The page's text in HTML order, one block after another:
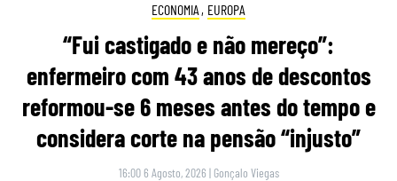
ECONOMIA , EUROPA
“Fui castigado e não mereço”:
enfermeiro com 43 anos de descontos
reformou-se 6 meses antes do tempo e
considera corte na pensão “injusto”
16:00 6 Agosto, 2026 | Gonçalo Viegas